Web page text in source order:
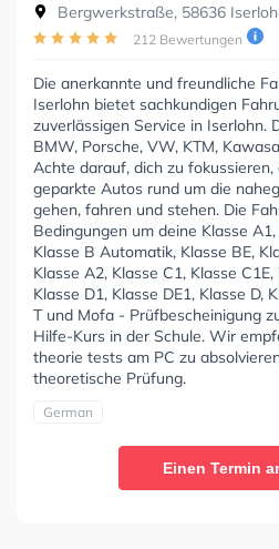
Bergwerkstraße, 58636
212 Bewertungen
Die anerkannte und freundliche
Iserlohn bietet sachkundigen
zuverlässigen Service in Iserlohn.
BMW, Porsche, VW, KTM,
Achte darauf, dich zu
geparkte Autos rund um die
gehen, fahren und stehen. Die
Bedingungen um deine Klasse
Klasse B Automatik, Klasse BE,
Klasse A2, Klasse C1, Klasse
Klasse D1, Klasse DE1, Klasse D,
T und Mofa - Prüfbescheinigung
Hilfe-Kurs in der Schule. Wir
theorie tests am PC zu
theoretische Prüfung.
German
Einen Termin